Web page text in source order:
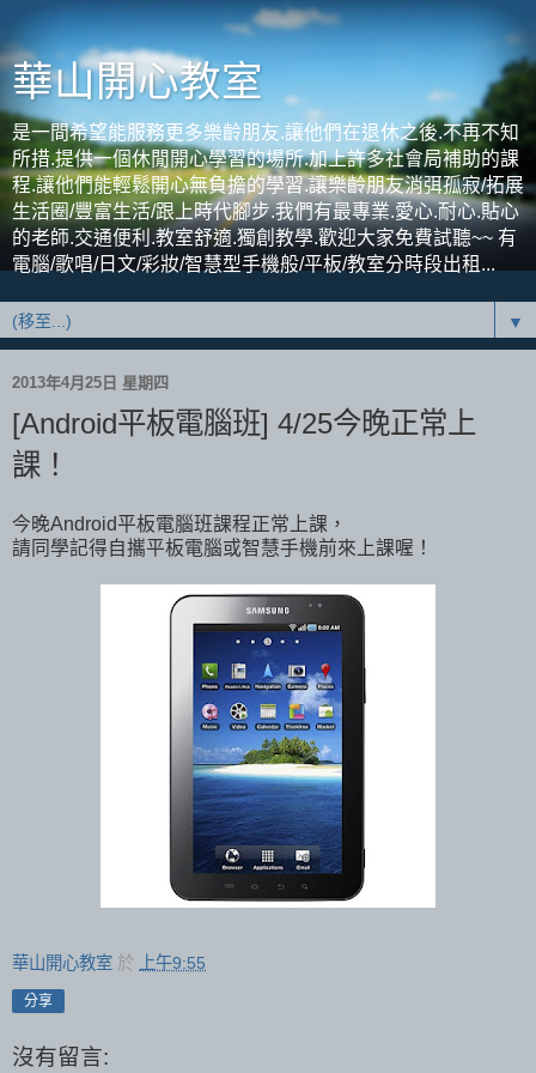
華山開心教室
是一間希望能服務更多樂齡朋友.讓他們在退休之後.不再不知
所措.提供一個休閒開心學習的場所.加上許多社會局補助的課
程.讓他們能輕鬆開心無負擔的學習.讓樂齡朋友消弭孤寂/拓展
生活圈/豐富生活/跟上時代腳步.我們有最專業.愛心.耐心.貼心
的老師.交通便利.教室舒適.獨創教學.歡迎大家免費試聽~~ 有
電腦/歌唱/日文/彩妝/智慧型手機般/平板/教室分時段出租...
▼
2013年4月25日 星期四
[Android平板電腦班] 4/25今晚正常上
課！
今晚Android平板電腦班課程正常上課，
請同學記得自攜平板電腦或智慧手機前來上課喔！
華山開心教室 於 上午9:55
分享
沒有留言: